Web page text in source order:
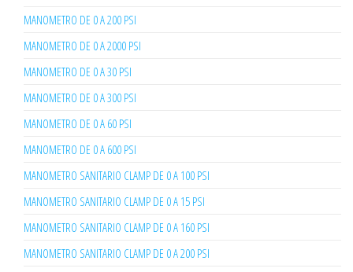
MANOMETRO DE 0 A 200 PSI
MANOMETRO DE 0 A 2000 PSI
MANOMETRO DE 0 A 30 PSI
MANOMETRO DE 0 A 300 PSI
MANOMETRO DE 0 A 60 PSI
MANOMETRO DE 0 A 600 PSI
MANOMETRO SANITARIO CLAMP DE 0 A 100 PSI
MANOMETRO SANITARIO CLAMP DE 0 A 15 PSI
MANOMETRO SANITARIO CLAMP DE 0 A 160 PSI
MANOMETRO SANITARIO CLAMP DE 0 A 200 PSI